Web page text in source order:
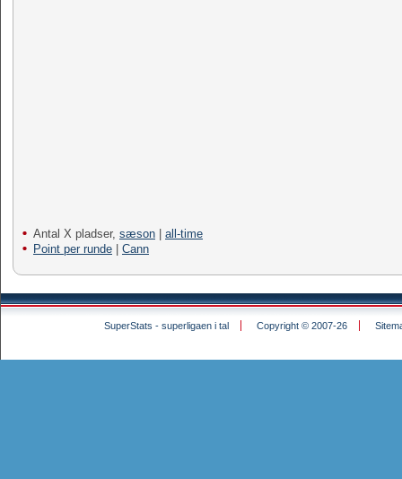
Antal X pladser, sæson
all-time
Point per runde
Cann
SuperStats - superligaen i tal Copyright © 2007-26